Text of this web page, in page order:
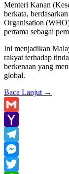
Menteri Kanan
berkata,
Organisation
pertama sebagai
Ini menjadikan
rakyat terhadap
berkenaan yang
global.
Baca Lanjut→
Gmail
Yahoo
Mail
Telegram
Messenger